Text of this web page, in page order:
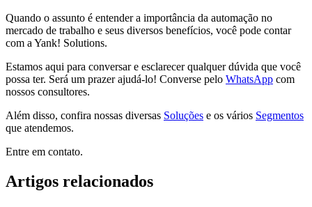
Quando o assunto é entender a importância da automação no
mercado de trabalho e seus diversos benefícios, você pode contar
com a Yank! Solutions.
Estamos aqui para conversar e esclarecer qualquer dúvida que você
possa ter. Será um prazer ajudá-lo! Converse pelo WhatsApp com
nossos consultores.
Além disso, confira nossas diversas Soluções e os vários Segmentos
que atendemos.
Entre em contato.
Artigos relacionados